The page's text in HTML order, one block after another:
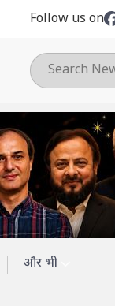
Follow us on
और भी